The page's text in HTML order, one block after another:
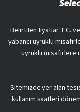
Belirtilen fiyatlar T.C.
yabancı uyruklu
uyruklu misafirlere
Sitemizde yer alan
kullanım saatleri